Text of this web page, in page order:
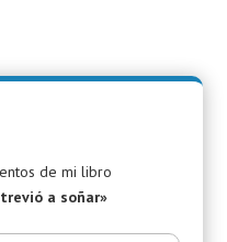
de mi libro
a soñar»